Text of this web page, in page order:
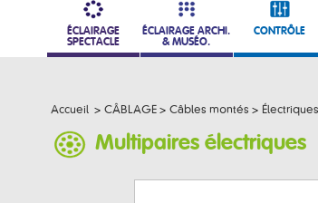
ÉCLAIRAGE
SPECTACLE
ÉCLAIRAGE ARCHI.
& MUSÉO.
CONTRÔLE
Accueil > CÂBLAGE > Câbles montés > Électriques
Multipaires électriques